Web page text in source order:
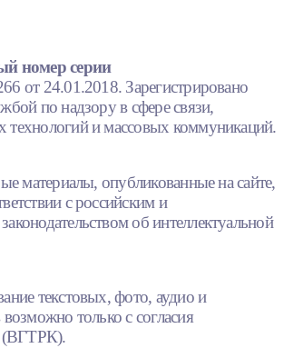
номер серии
от 24.01.2018. Зарегистрировано
по надзору в сфере связи,
и массовых коммуникаций.
материалы, опубликованные на сайте,
с российским и
об интеллектуальной
текстовых, фото, аудио и
только с согласия
(ВГТРК).